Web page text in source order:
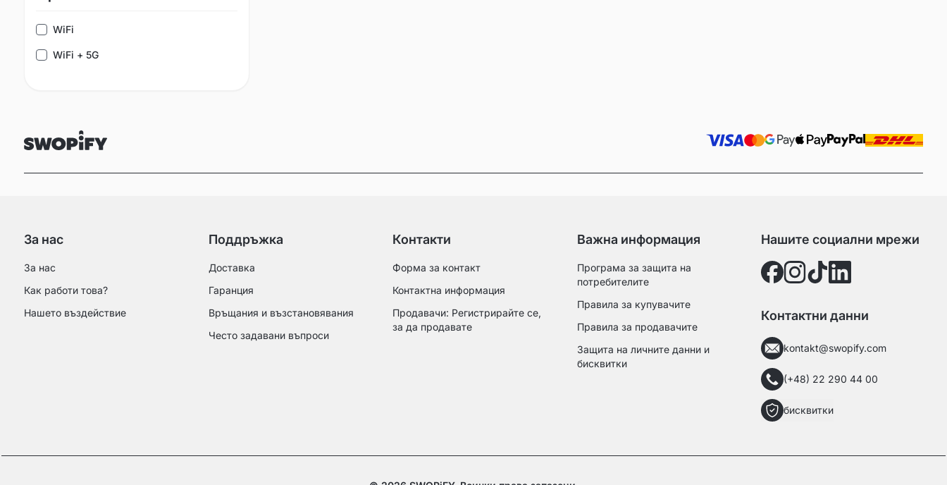
WiFi
WiFi + 5G
За нас
За нас
Как работи това?
Нашето въздействие
Поддръжка
Доставка
Гаранция
Връщания и възстановявания
Често задавани въпроси
Контакти
Форма за контакт
Контактна информация
Продавачи: Регистрирайте се,
за да продавате
Важна информация
Програма за защита на
потребителите
Правила за купувачите
Правила за продавачите
Защита на личните данни и
бисквитки
Нашите социални мрежи
Контактни данни
kontakt@swopify.com
(+48) 22 290 44 00
бисквитки